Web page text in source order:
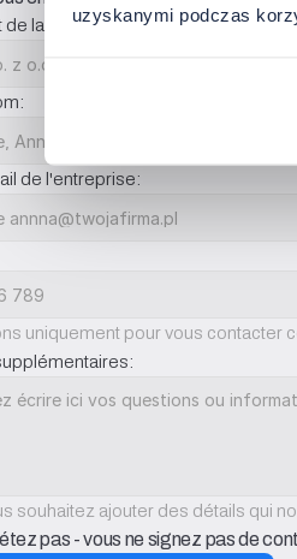
uzyskanymi podczas
la société:
de l'entreprise:
uniquement pour vous contacter
souhaitez ajouter des détails qui
pas - vous ne signez pas de